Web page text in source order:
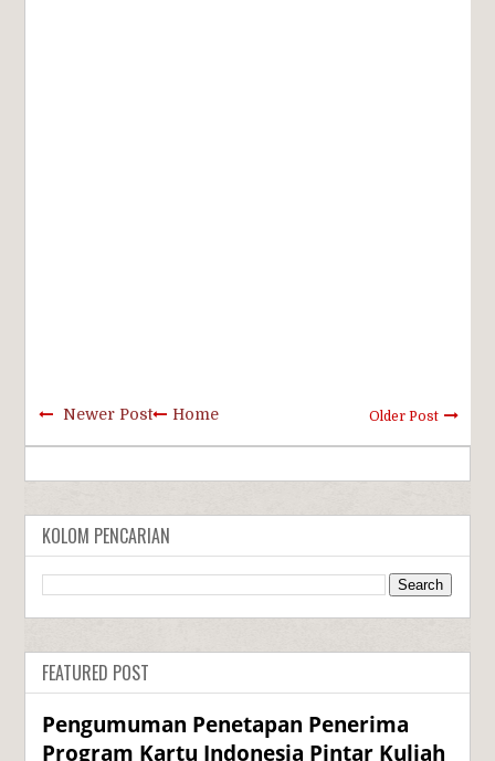
Newer Post Older Post
Home
KOLOM PENCARIAN
FEATURED POST
Pengumuman Penetapan Penerima
Program Kartu Indonesia Pintar Kuliah